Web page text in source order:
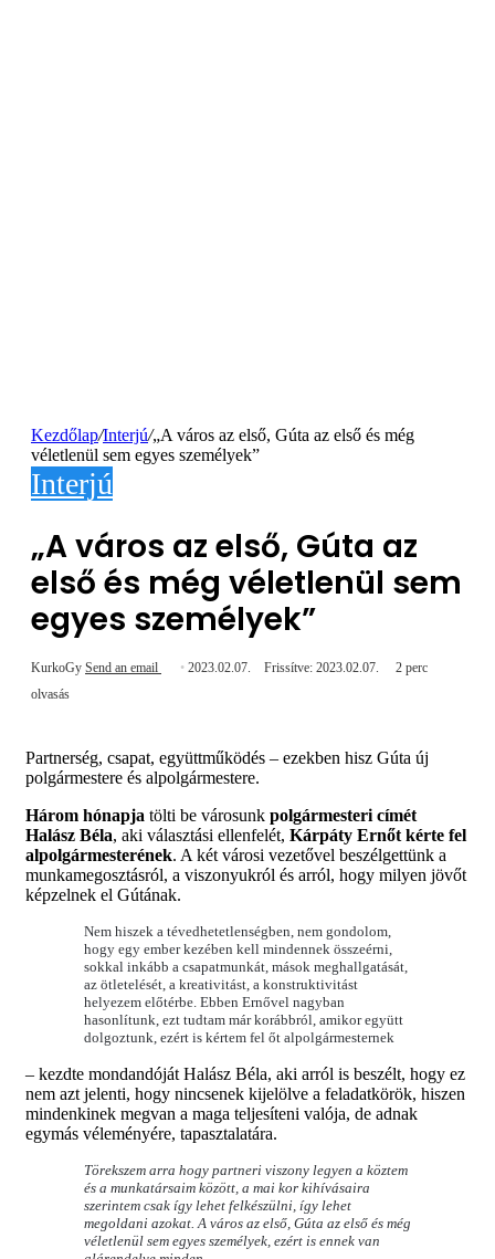
Kezdőlap/Interjú/„A város az első, Gúta az első és még
véletlenül sem egyes személyek”
Interjú
„A város az első, Gúta az
első és még véletlenül sem
egyes személyek”
KurkoGy Send an email 2023.02.07. Frissítve: 2023.02.07.
2 perc
olvasás
Partnerség, csapat, együttműködés – ezekben hisz Gúta új
polgármestere és alpolgármestere.
Három hónapja tölti be városunk polgármesteri címét
Halász Béla, aki választási ellenfelét, Kárpáty Ernőt kérte fel
alpolgármesterének. A két városi vezetővel beszélgettünk a
munkamegosztásról, a viszonyukról és arról, hogy milyen jövőt
képzelnek el Gútának.
Nem hiszek a tévedhetetlenségben, nem gondolom,
hogy egy ember kezében kell mindennek összeérni,
sokkal inkább a csapatmunkát, mások meghallgatását,
az ötletelését, a kreativitást, a konstruktivitást
helyezem előtérbe. Ebben Ernővel nagyban
hasonlítunk, ezt tudtam már korábbról, amikor együtt
dolgoztunk, ezért is kértem fel őt alpolgármesternek
– kezdte mondandóját Halász Béla, aki arról is beszélt, hogy ez
nem azt jelenti, hogy nincsenek kijelölve a feladatkörök, hiszen
mindenkinek megvan a maga teljesíteni valója, de adnak
egymás véleményére, tapasztalatára.
Törekszem arra hogy partneri viszony legyen a köztem
és a munkatársaim között, a mai kor kihívásaira
szerintem csak így lehet felkészülni, így lehet
megoldani azokat. A város az első, Gúta az első és még
véletlenül sem egyes személyek, ezért is ennek van